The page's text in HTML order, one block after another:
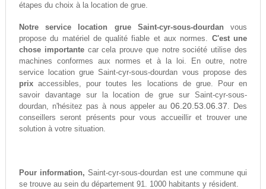
étapes du choix à la location de grue.
Notre service location grue Saint-cyr-sous-dourdan vous
propose du matériel de qualité fiable et aux normes. C'est une
chose importantecar cela prouve que notre société utilise des
machines conformes aux normes et à la loi. En outre, notre
service location grue Saint-cyr-sous-dourdan vous propose des
prixaccessibles, pour toutes les locations de grue. Pour en
savoir davantage sur la location de grue sur Saint-cyr-sous-
dourdan, n'hésitez pas à nous appeler au06.20.53.06.37. Des
conseillers seront présents pour vous accueillir et trouver une
solution à votre situation.
Pour information, Saint-cyr-sous-dourdan est une commune qui
se trouve au sein du département 91. 1000 habitants y résident.